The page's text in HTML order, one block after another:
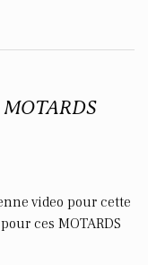
MOTARDS
video pour cette
ces MOTARDS